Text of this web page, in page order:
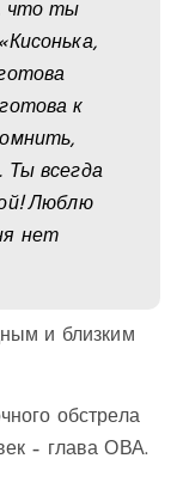
что ты
к
Ты всегда
Люблю
нет
и близким
обстрела
– глава ОВА.